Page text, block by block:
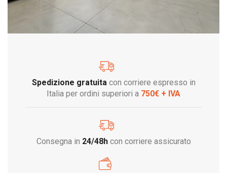
Spedizione gratuitacon corriere espresso in
Italia per ordini superiori a 750€ + IVA
Consegna in 24/48hcon corriere assicurato